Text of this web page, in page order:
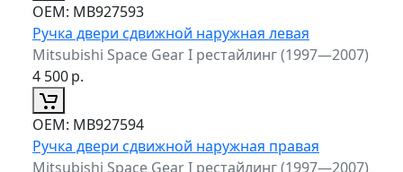
ОЕМ: MB927593
Ручка двери сдвижной наружная левая
Mitsubishi Space Gear I рестайлинг (1997—2007)
4 500р.
ОЕМ: MB927594
Ручка двери сдвижной наружная правая
Mitsubishi Space Gear I рестайлинг (1997—2007)